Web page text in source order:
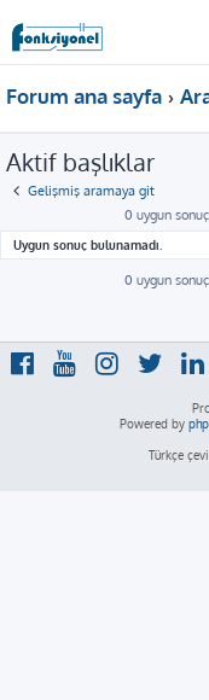
Forum ana sayfa
Aktif başlıklar
Gelişmiş aramaya git
0 uygun
Uygun sonuç bulunamadı.
0 uygun
Powered by
Türkçe